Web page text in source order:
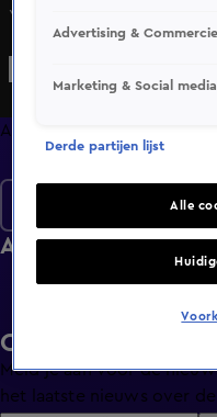
Youtube. We zijn
Sonja Bakker haar
ons massaal af:
Afleveringen
Afleveringen
Ontvang de
Meld je aan voor de
het laatste nieuws over de
Advertising &
Marketing & Social media
Derde partijen lijst
Alle